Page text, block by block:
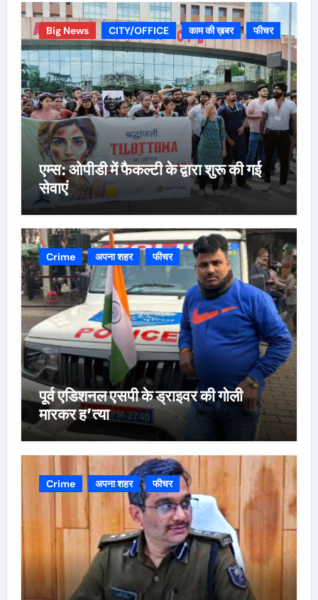
Big News CITY/OFFICE काम की ख़बर फीचर
एम्स: ओपीडी में फैकल्टी के द्वारा शुरू की गई
सेवाएं
Crime अपना शहर फीचर
पूर्व एडिशनल एसपी के ड्राइवर की गोली
मारकर ह’त्या
Crime अपना शहर फीचर